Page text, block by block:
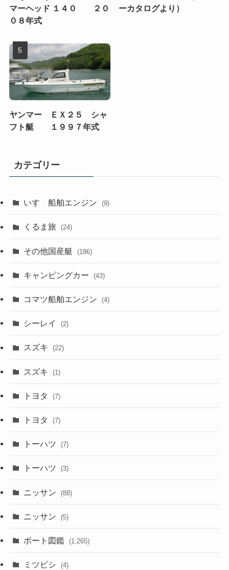
マーヘッド １４０ ２０
０８年式
ーカタログより）
ヤンマー ＥＸ２５ シャ
フト艇 １９９７年式
カテゴリー
いすゞ船舶エンジン (9)
くるま旅 (24)
その他国産艇 (186)
キャンピングカー (43)
コマツ船舶エンジン (4)
シーレイ (2)
スズキ (22)
スズキ (1)
トヨタ (7)
トヨタ (7)
トーハツ (7)
トーハツ (3)
ニッサン (88)
ニッサン (5)
ボート図鑑 (1,265)
ミツビシ (4)